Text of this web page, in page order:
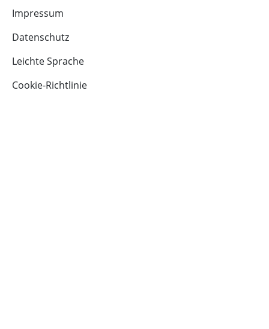
Impressum
Datenschutz
Leichte Sprache
Cookie-Richtlinie